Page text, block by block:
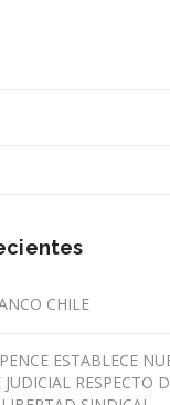
CHILE
ESTABLECE
JUDICIAL RESPECTO